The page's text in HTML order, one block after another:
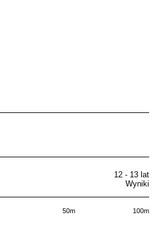
12 - 13 lat
Wyniki
50m 100m